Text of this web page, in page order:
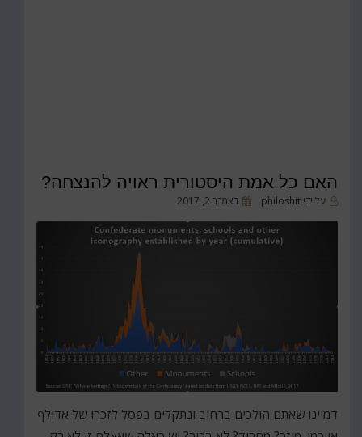
האם כל אמת היסטורית ראויה להנצחה?
על ידי philoshit
פורסםדצמבר 2, 2017
דמיינו שאתם הולכים ברחוב ונתקלים בפסל לזכרו של אדולף